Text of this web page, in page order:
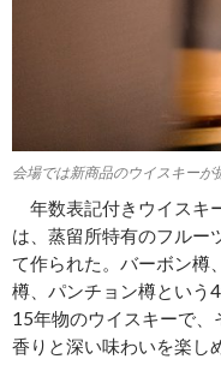
会場では新商品のウイスキーが
年数表記付きウイスキ
は、蒸留所特有のフルー
て作られた。バーボン樽
樽、パンチョン樽という
15年物のウイスキーで
香りと深い味わいを楽し